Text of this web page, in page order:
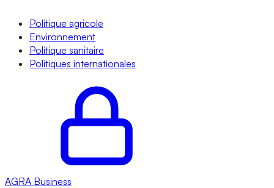
Politique agricole
Environnement
Politique sanitaire
Politiques internationales
AGRA Business